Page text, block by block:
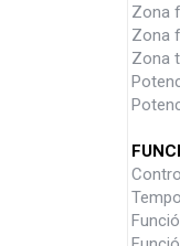
Zona
Zona
Zona